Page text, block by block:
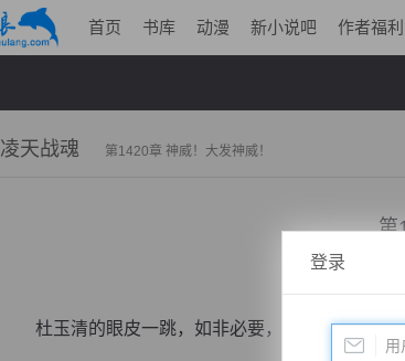
首页 书库 动漫 新小说吧 作者福利
凌天战魂 第1420章 神威！大发神威！
第
小说：凌天战魂
杜玉清的眼皮一跳，如非必要，他也不愿意跟楚
登录